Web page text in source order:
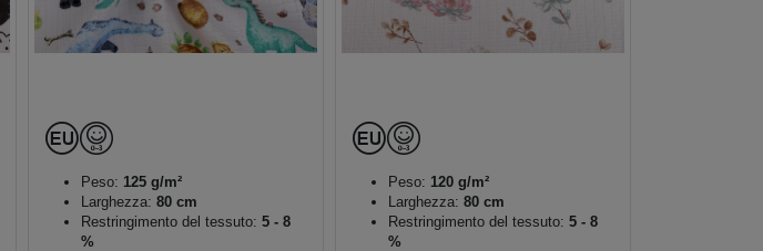
Peso: 125 g/m²
Larghezza: 80 cm
Restringimento del tessuto: 5 - 8
%
Peso: 120 g/m²
Larghezza: 80 cm
Restringimento del tessuto: 5 - 8
%